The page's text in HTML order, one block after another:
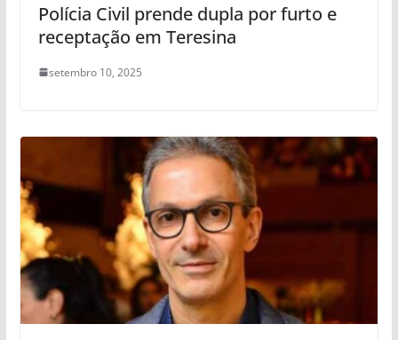
Polícia Civil prende dupla por furto e
receptação em Teresina
setembro 10, 2025